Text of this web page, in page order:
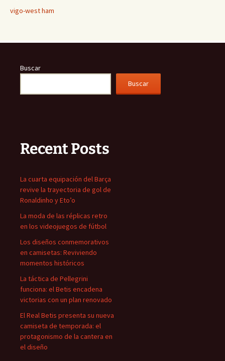
vigo-west ham
Buscar
Buscar
Recent Posts
La cuarta equipación del Barça
revive la trayectoria de gol de
Ronaldinho y Eto’o
La moda de las réplicas retro
en los videojuegos de fútbol
Los diseños conmemorativos
en camisetas: Reviviendo
momentos históricos
La táctica de Pellegrini
funciona: el Betis encadena
victorias con un plan renovado
El Real Betis presenta su nueva
camiseta de temporada: el
protagonismo de la cantera en
el diseño